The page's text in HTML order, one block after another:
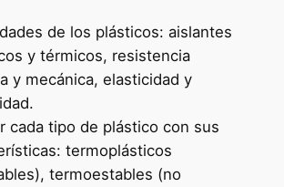
de los plásticos: aislantes
y térmicos, resistencia
y mecánica, elasticidad y
cada tipo de plástico con sus
termoplásticos
termoestables (no